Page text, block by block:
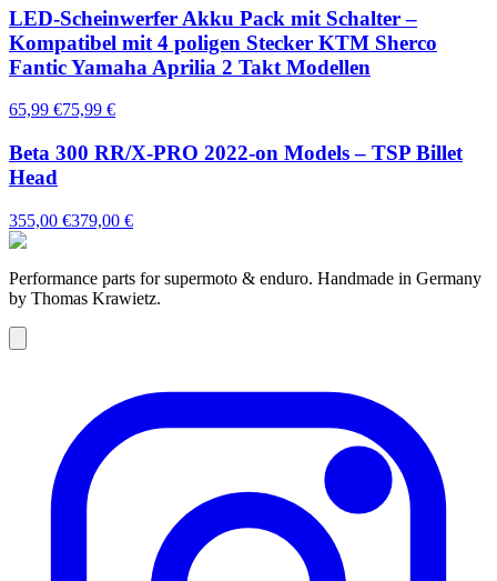
LED-Scheinwerfer Akku Pack mit Schalter –
Kompatibel mit 4 poligen Stecker KTM Sherco
Fantic Yamaha Aprilia 2 Takt Modellen
65,99 €75,99 €
Beta 300 RR/X-PRO 2022-on Models – TSP Billet
Head
355,00 €379,00 €
Performance parts for supermoto & enduro. Handmade in Germany
by Thomas Krawietz.